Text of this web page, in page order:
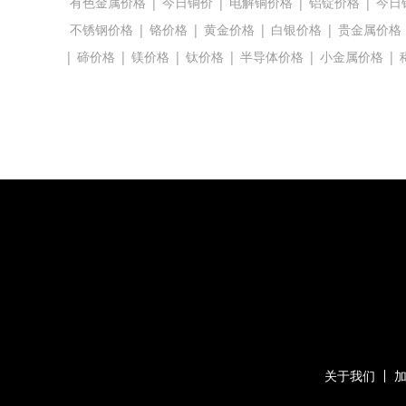
不锈钢价格 | 铬价格 | 黄金价格 | 白银价格 | 贵金属价格
| 碲价格 | 镁价格 | 钛价格 | 半导体价格 | 小金属价格 |
关于我们